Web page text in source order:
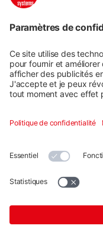
Systèmes de
Services
Contact
Additional
K2 Systems GmbH ·